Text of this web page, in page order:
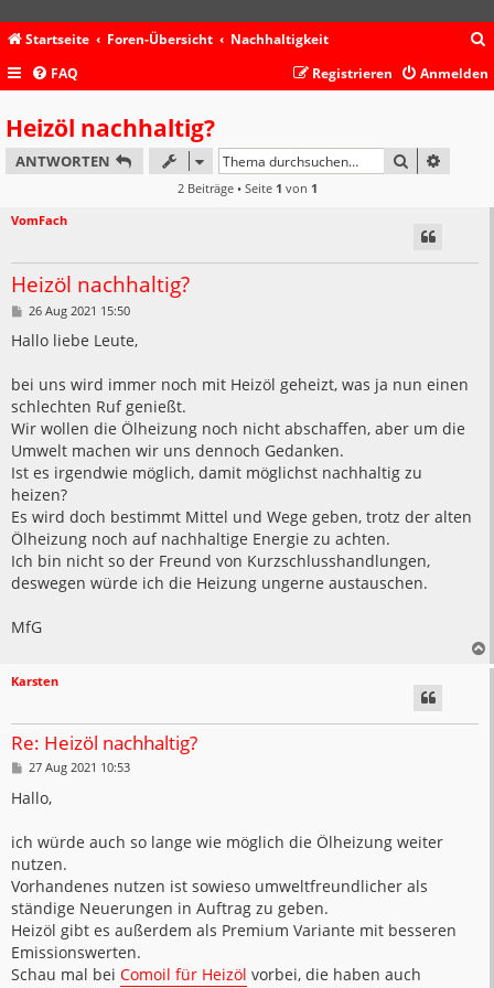
Startseite Foren-Übersicht Nachhaltigkeit
c
FAQ Anmelden
Registrieren
Heizöl nachhaltig?
ANTWORTEN SUCHE
2 Beiträge • Seite 1 von 1
VomFach
Heizöl nachhaltig?
B
i
a
g
26 Aug 2021 15:50
Hallo liebe Leute,
bei uns wird immer noch mit Heizöl geheizt, was ja nun einen
schlechten Ruf genießt.
Wir wollen die Ölheizung noch nicht abschaffen, aber um die
Umwelt machen wir uns dennoch Gedanken.
Ist es irgendwie möglich, damit möglichst nachhaltig zu
heizen?
Es wird doch bestimmt Mittel und Wege geben, trotz der alten
Ölheizung noch auf nachhaltige Energie zu achten.
Ich bin nicht so der Freund von Kurzschlusshandlungen,
deswegen würde ich die Heizung ungerne austauschen.
MfG
Karsten
Re: Heizöl nachhaltig?
B
i
t
a
g
27 Aug 2021 10:53
Hallo,
ich würde auch so lange wie möglich die Ölheizung weiter
nutzen.
Vorhandenes nutzen ist sowieso umweltfreundlicher als
ständige Neuerungen in Auftrag zu geben.
Heizöl gibt es außerdem als Premium Variante mit besseren
Emissionswerten.
Schau mal bei Comoil für Heizöl vorbei, die haben auch